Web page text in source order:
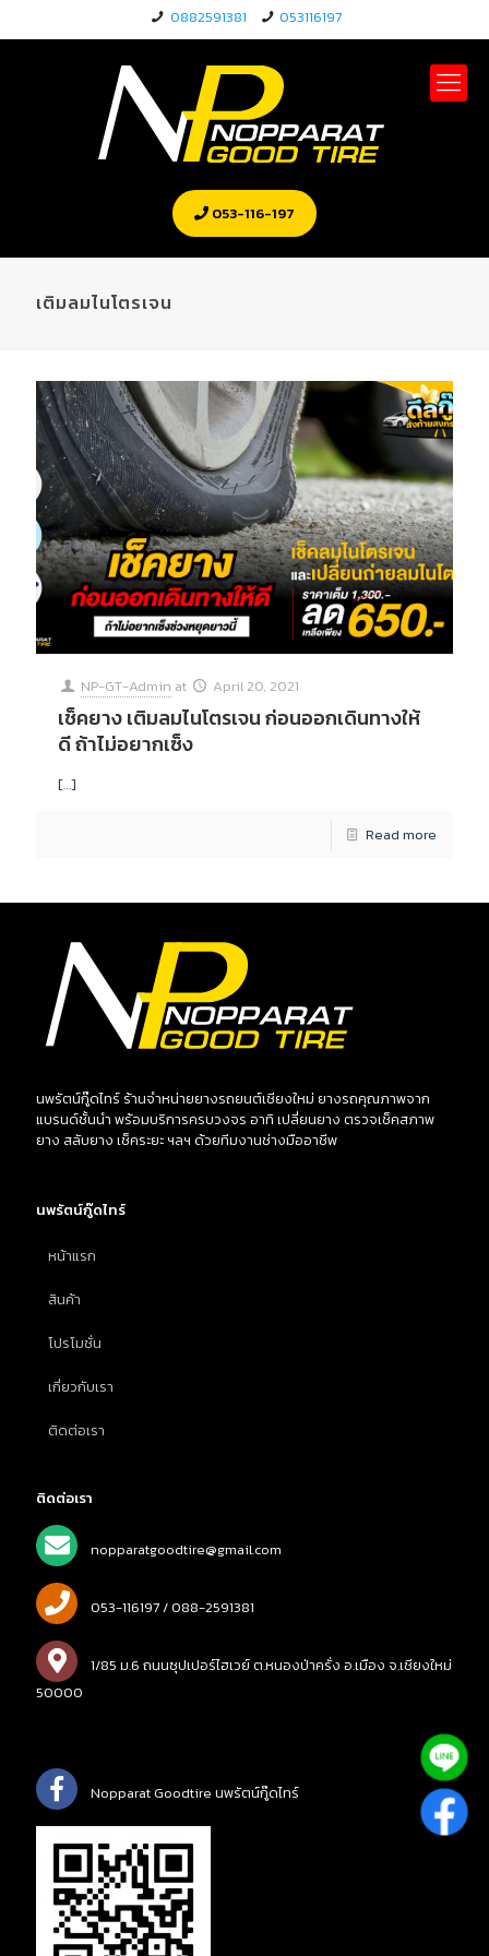
0882591381 053116197
053-116-197
เติมลมไนโตรเจน
NP-GT-Admin at April 20, 2021
เช็คยาง เติมลมไนโตรเจน ก่อนออกเดินทางให้
ดี ถ้าไม่อยากเซ็ง
[…]
Read more
นพรัตน์กู๊ดไทร์ ร้านจำหน่ายยางรถยนต์เชียงใหม่ ยางรถคุณภาพจาก
แบรนด์ชั้นนำ พร้อมบริการครบวงจร อาทิ เปลี่ยนยาง ตรวจเช็คสภาพ
ยาง สลับยาง เช็คระยะ ฯลฯ ด้วยทีมงานช่างมืออาชีพ
นพรัตน์กู๊ดไทร์
หน้าแรก
สินค้า
โปรโมชั่น
เกี่ยวกับเรา
ติดต่อเรา
ติดต่อเรา
nopparatgoodtire@gmail.com
053-116197 / 088-2591381
1/85 ม.6 ถนนซุปเปอร์ไฮเวย์ ต.หนองป่าครั่ง อ.เมือง จ.เชียงใหม่
50000
Nopparat Goodtire นพรัตน์กู๊ดไทร์